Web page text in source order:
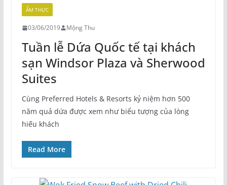
ẨM THỰC
03/06/2019 Mộng Thu
Tuần lễ Dứa Quốc tế tại khách
sạn Windsor Plaza và Sherwood
Suites
Cùng Preferred Hotels & Resorts kỷ niệm hơn 500
năm quả dứa được xem như biểu tượng của lòng
hiếu khách
Read More